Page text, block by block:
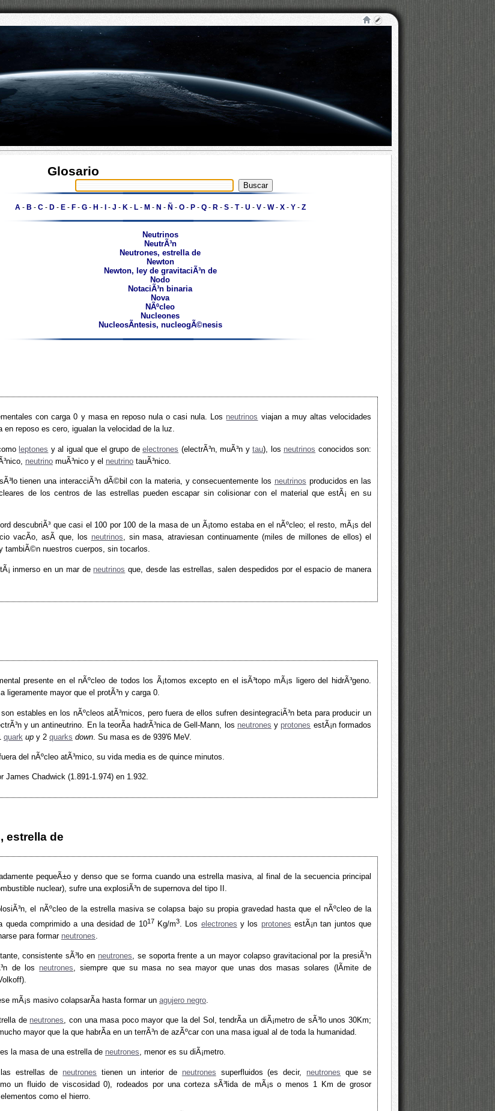
Glosario
A - B - C- D- E- F- G- H - I- J - K - L- M- N - Ñ - O- P- Q- R - S- T- U - V- W- X- Y- Z
Neutrinos
NeutrÃ³n
Neutrones, estrella de
Newton
Newton, ley de gravitaciÃ³n de
Nodo
NotaciÃ³n binaria
Nova
NÃºcleo
Nucleones
NucleosÃ­ntesis, nucleogÃ©nesis
con carga 0 y masa en reposo nula o casi nula. Los neutrinos viajan a muy altas velocidades
en reposo es cero, igualan la velocidad de la luz.
leptones y al igual que el grupo deelectrones (electrÃ³n, muÃ³n ytau), los neutrinos conocidos son:
neutrino muÃ³nico y el neutrino tauÃ³nico.
sÃ³lo tienen una interacciÃ³n dÃ©bil con la materia, y consecuentemente los neutrinos producidos en las
de los centros de las estrellas pueden escapar sin colisionar con el material que estÃ¡ en su
descubriÃ³ que casi el 100 por 100 de la masa de un Ã¡tomo estaba en el nÃºcleo; el resto, mÃ¡s del
vacÃ­o, asÃ­ que, los neutrinos, sin masa, atraviesan continuamente (miles de millones de ellos) el
tambiÃ©n nuestros cuerpos, sin tocarlos.
inmerso en un mar de neutrinos que, desde las estrellas, salen despedidos por el espacio de manera
presente en el nÃºcleo de todos los Ã¡tomos excepto en el isÃ³topo mÃ¡s ligero del hidrÃ³geno.
ligeramente mayor que el protÃ³n y carga 0.
son estables en los nÃºcleos atÃ³micos, pero fuera de ellos sufren desintegraciÃ³n beta para producir un
y un antineutrino. En la teorÃ­a hadrÃ³nica de Gell-Mann, los neutrones yprotones estÃ¡n formados
quark up y 2 quarks down . Su masa es de 939'6 MeV.
del nÃºcleo atÃ³mico, su vida media es de quince minutos.
James Chadwick (1.891-1.974) en 1.932.
estrella de
pequeÃ±o y denso que se forma cuando una estrella masiva, al final de la secuencia principal
nuclear), sufre una explosiÃ³n de supernova del tipo II.
el nÃºcleo de la estrella masiva se colapsa bajo su propia gravedad hasta que el nÃºcleo de la
queda comprimido a una desidad de 1017 Kg/m3. Los electrones y los protones estÃ¡n tan juntos que
para formar neutrones.
consistente sÃ³lo en neutrones, se soporta frente a un mayor colapso gravitacional por la presiÃ³n
de los neutrones, siempre que su masa no sea mayor que unas dos masas solares (lÃ­mite de
mÃ¡s masivo colapsarÃ­a hasta formar un agujero negro
de neutrones, con una masa poco mayor que la del Sol, tendrÃ­a un diÃ¡metro de sÃ³lo unos 30Km;
mayor que la que habrÃ­a en un terrÃ³n de azÃºcar con una masa igual al de toda la humanidad.
la masa de una estrella de neutrones, menor es su diÃ¡metro.
estrellas de neutrones tienen un interior de neutrones superfluidos (es decir, neutrones que se
un fluido de viscosidad 0), rodeados por una corteza sÃ³lida de mÃ¡s o menos 1 Km de grosor
como el hierro.